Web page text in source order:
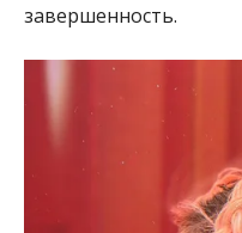
завершенность.